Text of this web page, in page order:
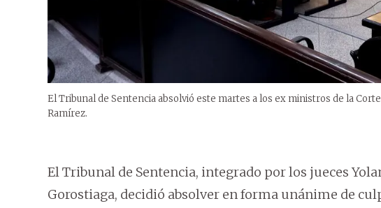
El Tribunal de Sentencia absolvió este martes a los ex ministros de la
Ramírez.
El Tribunal de Sentencia, integrado por los jueces
Gorostiaga, decidió absolver en forma unánime de